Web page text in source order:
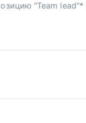
"Team
точку